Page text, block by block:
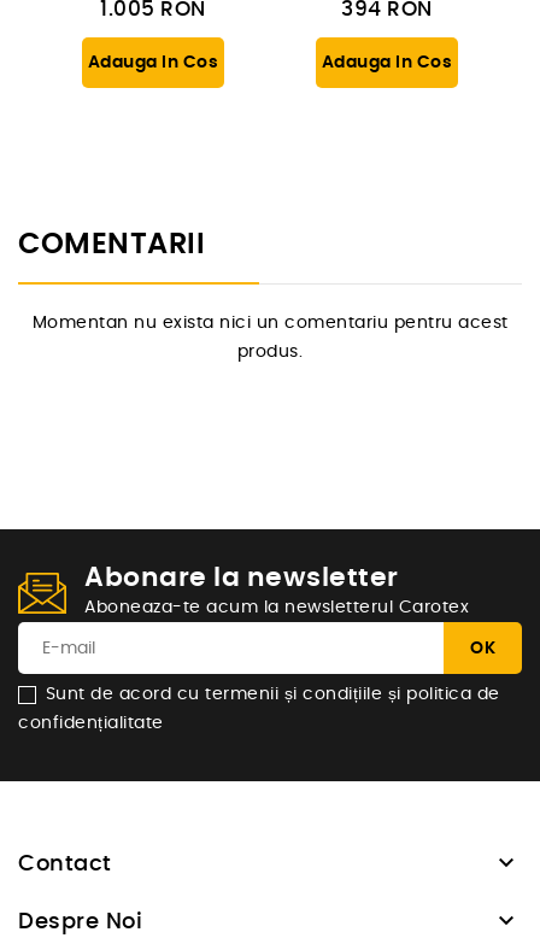
1.005 RON
Adauga In Cos
394 RON
Adauga In Cos
COMENTARII
Momentan nu exista nici un comentariu pentru acest
produs.
Abonare la newsletter
Aboneaza-te acum la newsletterul Carotex
Sunt de acord cu termenii și condițiile și politica de
confidențialitate
Contact 
Despre Noi 